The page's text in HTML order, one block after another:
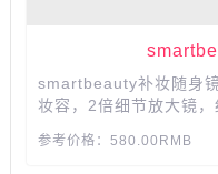
smartbeauty补妆随身
妆容，2倍细节放大镜
参考价格：580.00RMB